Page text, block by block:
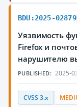
BDU:2025-02879
Уязвимость
Firefox и
нарушителю
PUBLISHED: 2025-
CVSS 3.x